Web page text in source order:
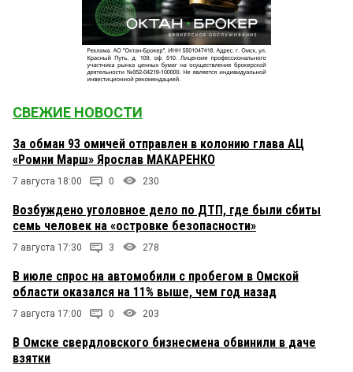
СВЕЖИЕ НОВОСТИ
За обман 93 омичей отправлен в колонию глава АЦ
«Ромни Марш» Ярослав МАКАРЕНКО
7 августа 18:00 0 230
Возбуждено уголовное дело по ДТП, где были сбиты
семь человек на «островке безопасности»
7 августа 17:30 3 278
В июле спрос на автомобили с пробегом в Омской
области оказался на 11% выше, чем год назад
7 августа 17:00 0 203
В Омске свердловского бизнесмена обвинили в даче
взятки